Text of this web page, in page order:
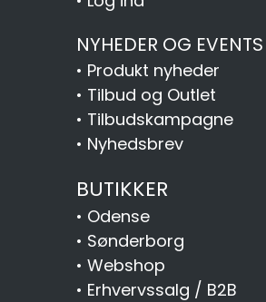
NYHEDER OG EVENTS
• Produkt nyheder
• Tilbud og Outlet
• Tilbudskampagne
• Nyhedsbrev
BUTIKKER
• Odense
• Sønderborg
• Webshop
• Erhvervssalg / B2B